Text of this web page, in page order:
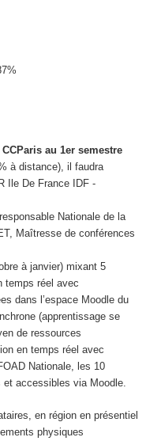
au 1er semestre
à distance), il faudra
Ile De France IDF -
Nationale de la
Maîtresse de conférences
à janvier) mixant 5
temps réel avec
dans l’espace Moodle du
(apprentissage se
de ressources
en temps réel avec
Nationale, les 10
accessibles via Moodle.
en région en présentiel
physiques